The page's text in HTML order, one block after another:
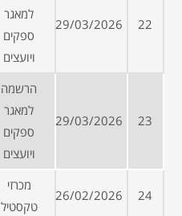
22
29/03/2026
למאגר
ספקים
ויועצים
23
29/03/2026
הרשמה
למאגר
ספקים
ויועצים
24
26/02/2026
מכרזי
טקסטיל